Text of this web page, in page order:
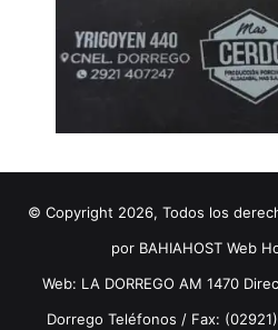
© Copyright 2026, Todos los
por BAHIAHOST Web
Web: LA DORREGO AM 1470
Dorrego Teléfonos / Fax: